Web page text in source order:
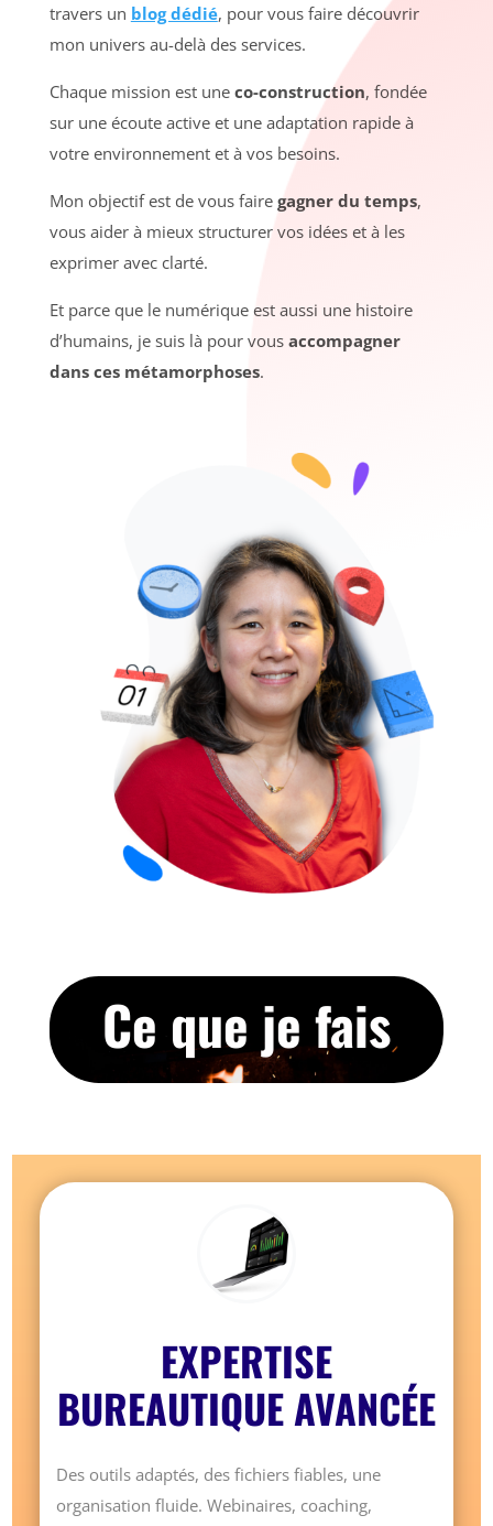
travers un blog dédié, pour vous faire découvrir
mon univers au-delà des services.
Chaque mission est une co-construction, fondée
sur une écoute active et une adaptation rapide à
votre environnement et à vos besoins.
Mon objectif est de vous fairegagner du temps,
vous aider à mieux structurer vos idées et à les
exprimer avec clarté.
Et parce que le numérique est aussi une histoire
d’humains, je suis là pour vous accompagner
dans ces métamorphoses.
Ce que je fais
EXPERTISE
BUREAUTIQUE AVANCÉE
Des outils adaptés, des fichiers fiables, une
organisation fluide. Webinaires, coaching,